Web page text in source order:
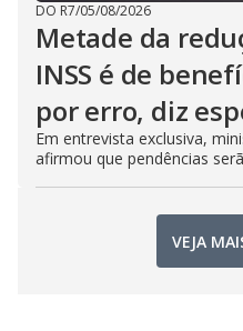
DO R7/05/08/2026
Metade da
INSS é de
por erro, diz
Em entrevista exclusiva,
afirmou que pendências
VEJA